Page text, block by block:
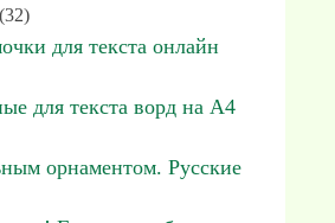
(32)
для текста онлайн
для текста ворд на А4
орнаментом. Русские